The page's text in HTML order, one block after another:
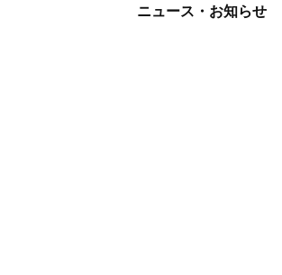
ニュース・お知らせ